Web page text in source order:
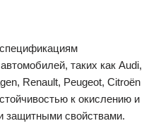
таких как Audi,
Renault, Peugeot, Citroën
к окислению и
свойствами.